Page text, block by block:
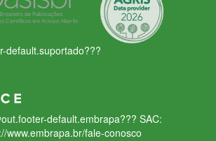
default.suportado???
default.embrapa??? SAC:
www.embrapa.br/fale-conosco